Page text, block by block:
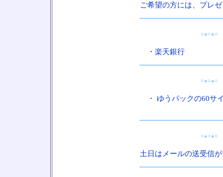
ご希望の方には、プレ
○●○●○
・楽天銀行
○●○●○
・ ゆうパックの60サ
○●○●○
土日はメールの送受信